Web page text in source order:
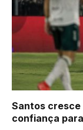
Santos cresce
confiança